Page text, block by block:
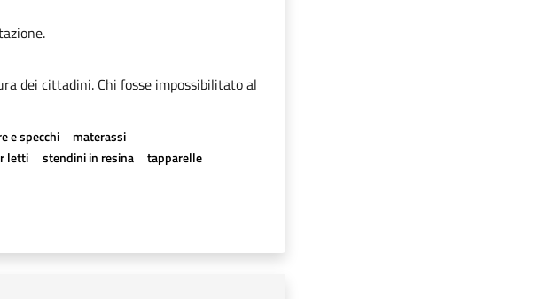
dei cittadini. Chi fosse impossibilitato al
e specchi
materassi
letti stendini in resina
tapparelle